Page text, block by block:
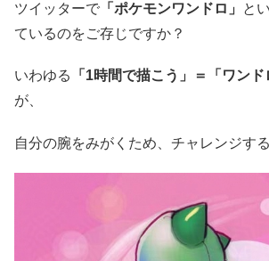
ツイッターで 「ポケモンワンドロ」
と
ているのをご存じですか？
いわゆる 「1時間で描こう」＝「ワン
が、
自分の腕をみがくため、チャレンジす